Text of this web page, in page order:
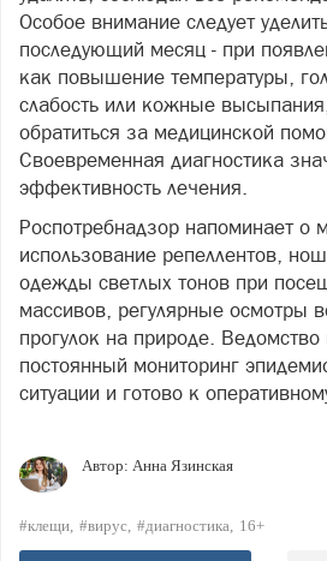
Особое внимание следует
последующий месяц - при
как повышение температуры,
слабость или кожные
обратиться за медицинской
Своевременная диагностика
эффективность лечения.
Роспотребнадзор напоминает о
использование репеллентов,
одежды светлых тонов при
массивов, регулярные осмотры
прогулок на природе.
постоянный мониторинг
ситуации и готово к
Автор: Анна Язинская
#клещи #вирус #диагностика 16+